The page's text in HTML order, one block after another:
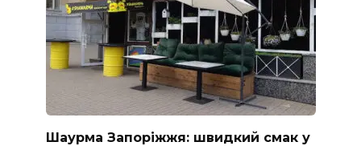
Шаурма Запоріжжя: швидкий смак у